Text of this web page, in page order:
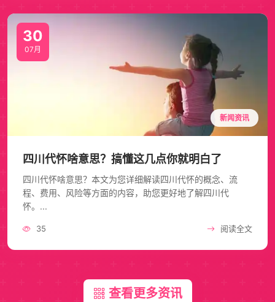
30
07月
新闻资讯
四川代怀啥意思？搞懂这几点你就明白了
四川代怀啥意思？本文为您详细解读四川代怀的概念、流
程、费用、风险等方面的内容，助您更好地了解四川代
怀。...
35 阅读全文
查看更多资讯